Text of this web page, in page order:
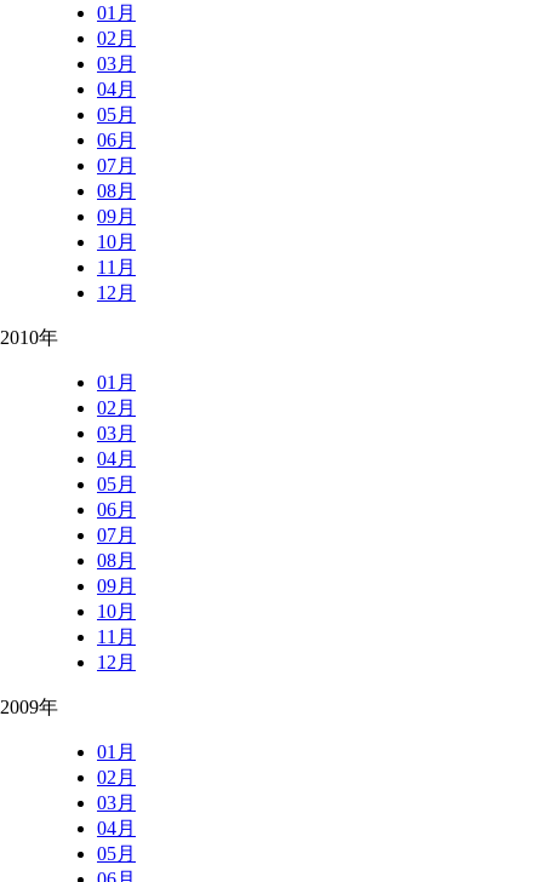
01月
02月
03月
04月
05月
06月
07月
08月
09月
10月
11月
12月
2010年
01月
02月
03月
04月
05月
06月
07月
08月
09月
10月
11月
12月
2009年
01月
02月
03月
04月
05月